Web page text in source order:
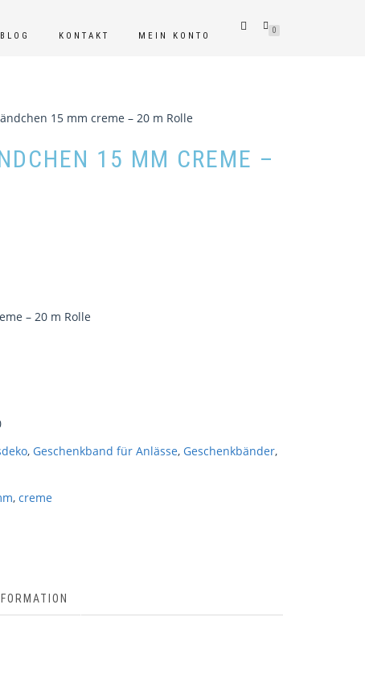
BLOG KONTAKT MEIN KONTO
0
15 mm creme – 20 m Rolle
15 MM CREME –
– 20 m Rolle
, Geschenkband für Anlässe, Geschenkbänder,
, creme